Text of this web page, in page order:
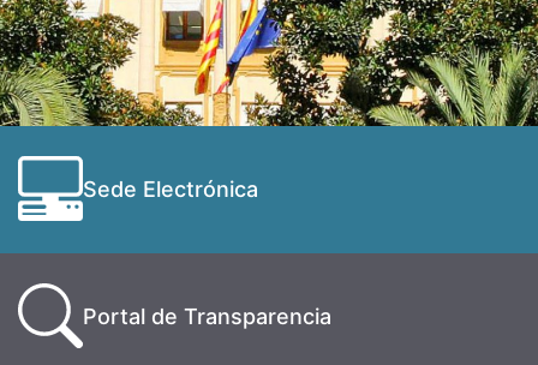
Sede Electrónica
Portal de Transparencia